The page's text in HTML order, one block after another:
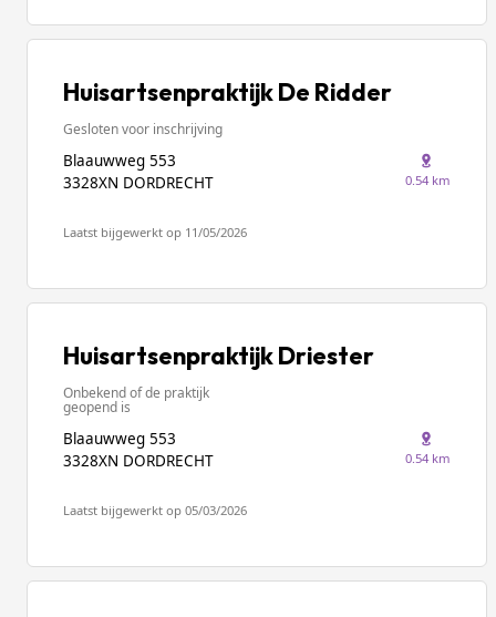
Huisartsenpraktijk De Ridder
Gesloten voor inschrijving
Blaauwweg 553
3328XN DORDRECHT
0.54 km
Laatst bijgewerkt op 11/05/2026
Huisartsenpraktijk Driester
Onbekend of de praktijk
geopend is
Blaauwweg 553
3328XN DORDRECHT
0.54 km
Laatst bijgewerkt op 05/03/2026